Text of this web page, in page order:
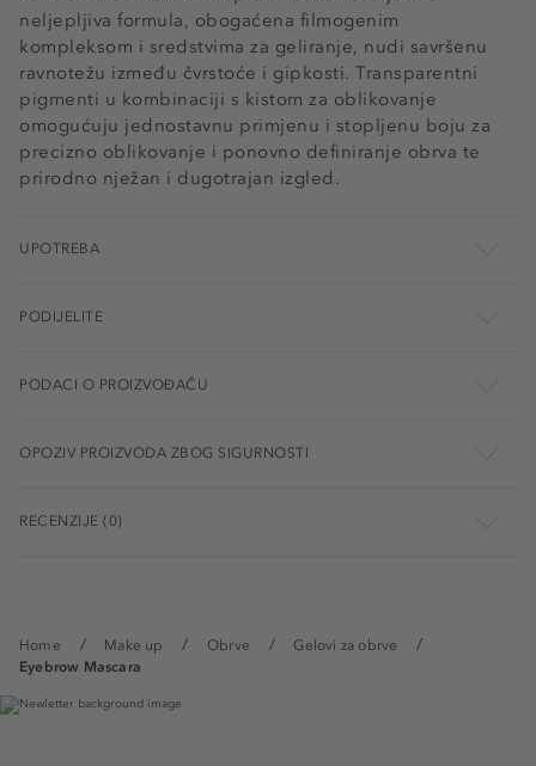
Home Make up Obrve
Gelovi za obrve
Eyebrow Mascara
neljepljiva formula, obogaćena filmogenim
kompleksom i sredstvima za geliranje, nudi savršenu
ravnotežu između čvrstoće i gipkosti. Transparentni
pigmenti u kombinaciji s kistom za oblikovanje
omogućuju jednostavnu primjenu i stopljenu boju za
precizno oblikovanje i ponovno definiranje obrva te
prirodno nježan i dugotrajan izgled.
UPOTREBA
PODIJELITE
PODACI O PROIZVOĐAČU
OPOZIV PROIZVODA ZBOG SIGURNOSTI
RECENZIJE (0)